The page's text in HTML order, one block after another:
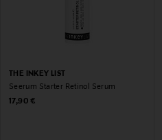
THE INKEY LIST
Seerum Starter Retinol Serum
Original Price
17,90 €